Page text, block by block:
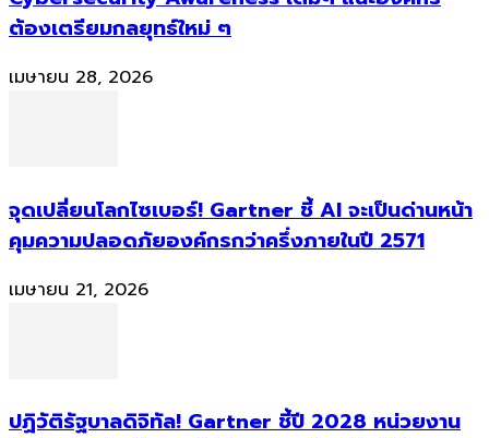
ต้องเตรียมกลยุทธ์ใหม่ ๆ
เมษายน 28, 2026
จุดเปลี่ยนโลกไซเบอร์! Gartner ชี้ AI จะเป็นด่านหน้า
คุมความปลอดภัยองค์กรกว่าครึ่งภายในปี 2571
เมษายน 21, 2026
ปฏิวัติรัฐบาลดิจิทัล! Gartner ชี้ปี 2028 หน่วยงาน